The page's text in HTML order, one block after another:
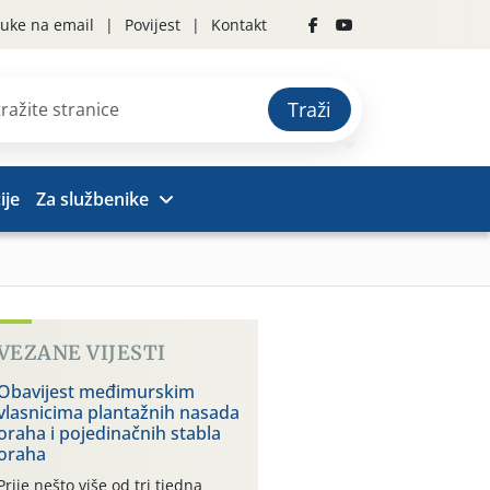
na email Povijest Kontakt
Traži
Za službenike
VIJESTI
međimurskim
plantažnih nasada
i pojedinačnih stabla
nešto više od tri tjedna